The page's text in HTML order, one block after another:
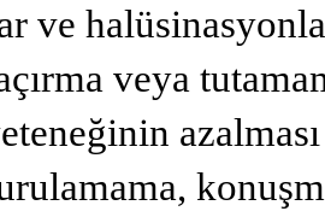
ve
veya
azalması